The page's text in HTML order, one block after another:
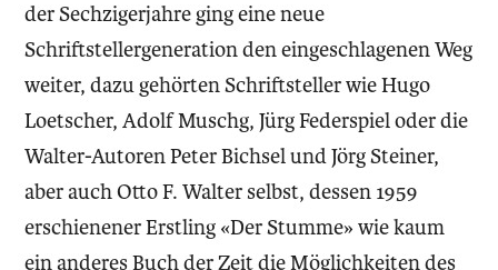
der Sechzigerjahre ging eine neue
Schriftstellergeneration den eingeschlagenen Weg
weiter, dazu gehörten Schriftsteller wie Hugo
Loetscher, Adolf Muschg, Jürg Federspiel oder die
Walter-Autoren Peter Bichsel und Jörg Steiner,
aber auch Otto F. Walter selbst, dessen 1959
erschienener Erstling «Der Stumme» wie kaum
ein anderes Buch der Zeit die Möglichkeiten des